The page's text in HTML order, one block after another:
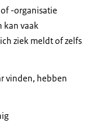
-organisatie
kan vaak
ziek meldt of zelfs
vinden, hebben